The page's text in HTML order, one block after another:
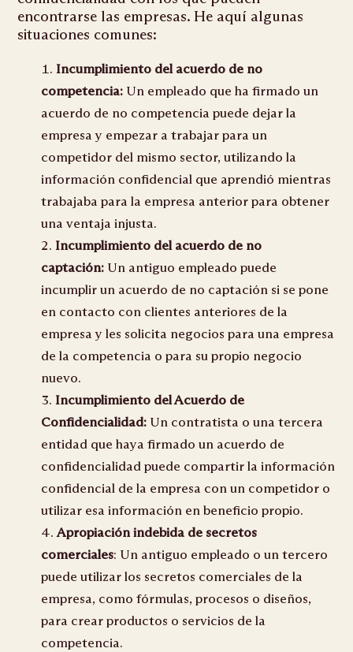
encontrarse las empresas. He aquí algunas
situaciones comunes:
Incumplimiento del acuerdo de no
competencia: Un empleado que ha firmado un
acuerdo de no competencia puede dejar la
empresa y empezar a trabajar para un
competidor del mismo sector, utilizando la
información confidencial que aprendió mientras
trabajaba para la empresa anterior para obtener
una ventaja injusta.
Incumplimiento del acuerdo de no
captación: Un antiguo empleado puede
incumplir un acuerdo de no captación si se pone
en contacto con clientes anteriores de la
empresa y les solicita negocios para una empresa
de la competencia o para su propio negocio
nuevo.
Incumplimiento del Acuerdo de
Confidencialidad: Un contratista o una tercera
entidad que haya firmado un acuerdo de
confidencialidad puede compartir la información
confidencial de la empresa con un competidor o
utilizar esa información en beneficio propio.
Apropiación indebida de secretos
comerciales: Un antiguo empleado o un tercero
puede utilizar los secretos comerciales de la
empresa, como fórmulas, procesos o diseños,
para crear productos o servicios de la
competencia.